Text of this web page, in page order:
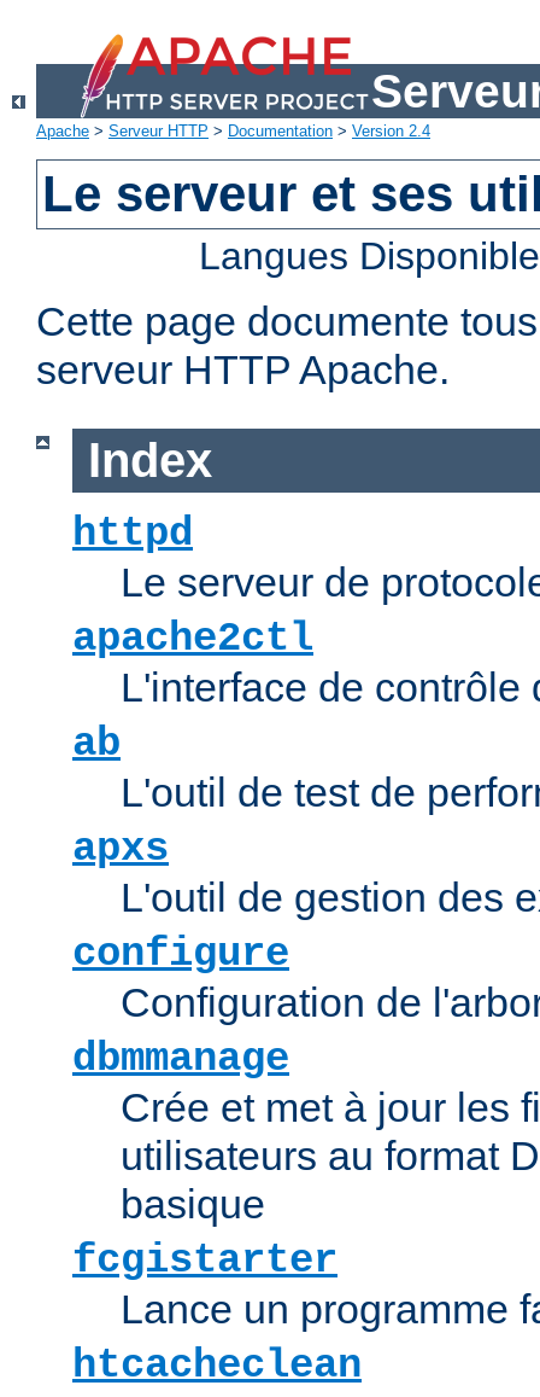
Apache > Serveur HTTP > Documentation > Version 2.4
Le serveur et ses
Langues
Cette page documente
serveur HTTP Apache.
Index
httpd
Le serveur de
apache2ctl
L'interface de contrôle
ab
L'outil de test de
apxs
L'outil de gestion des
configure
Configuration de
dbmmanage
Crée et met à jour les
utilisateurs au format
basique
fcgistarter
Lance un programme
htcacheclean